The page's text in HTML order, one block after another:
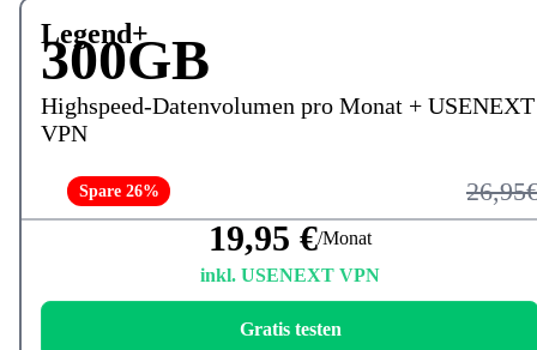
Legend+
300GB
Highspeed-Datenvolumen pro Monat + USENEXT
VPN
Spare 26%
19,95 €/Monat
inkl. USENEXT VPN
Gratis testen